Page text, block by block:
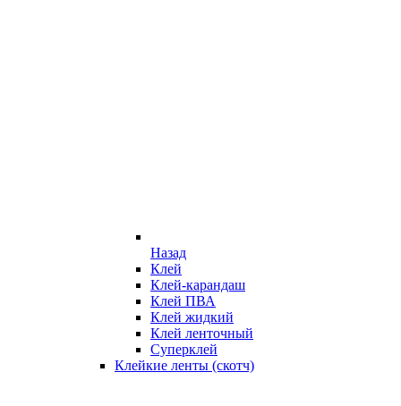
Назад
Клей
Клей-карандаш
Клей ПВА
Клей жидкий
Клей ленточный
Суперклей
Клейкие ленты (скотч)